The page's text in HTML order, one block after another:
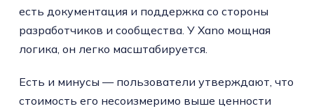
есть документация и поддержка со стороны
разработчиков и сообщества. У Xano мощная
логика, он легко масштабируется.
Есть и минусы — пользователи утверждают, что
стоимость его несоизмеримо выше ценности